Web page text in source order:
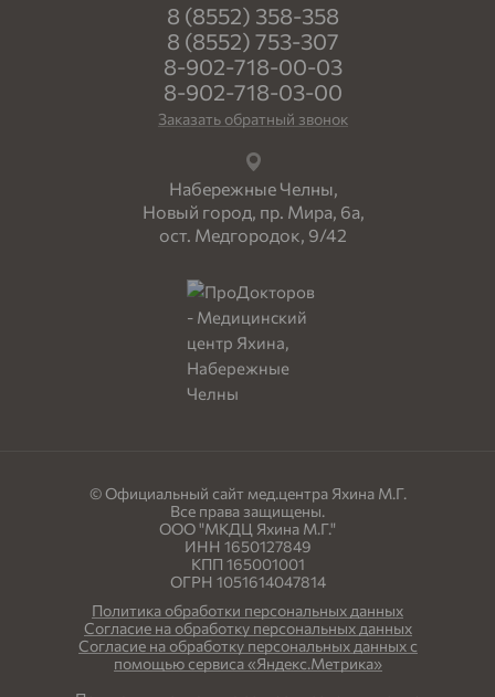
8 (8552) 358-358
8 (8552) 753-307
8-902-718-00-03
8-902-718-03-00
Заказать обратный звонок
Набережные Челны,
Новый город, пр. Мира, 6а,
ост. Медгородок, 9/42
© Официальный сайт мед.центра Яхина М.Г.
Все права защищены.
ООО "МКДЦ Яхина М.Г."
ИНН 1650127849
КПП 165001001
ОГРН 1051614047814
Политика обработки персональных данных
Согласие на обработку персональных данных
Согласие на обработку персональных данных с
помощью сервиса «Яндекс.Метрика»